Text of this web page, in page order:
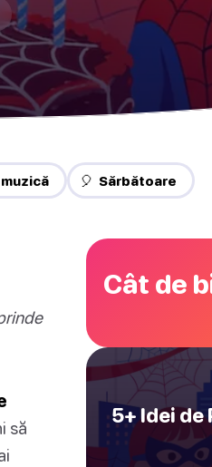
🎈 Sărbătoare
să
Cât de
5+ Idei